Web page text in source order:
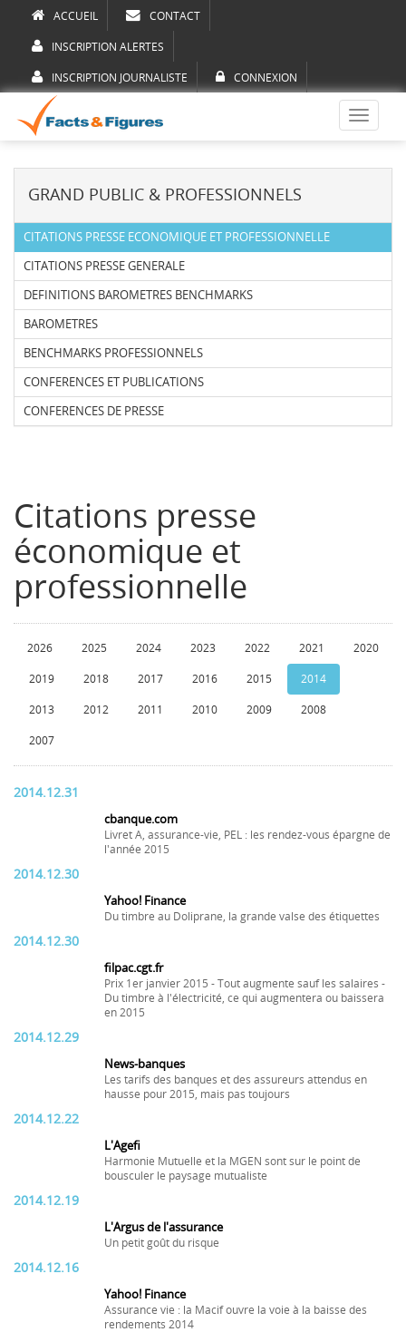
ACCUEIL CONTACT
INSCRIPTION ALERTES
INSCRIPTION JOURNALISTE CONNEXION
Toggle
GRAND PUBLIC & PROFESSIONNELS
CITATIONS PRESSE ECONOMIQUE ET PROFESSIONNELLE
CITATIONS PRESSE GENERALE
DEFINITIONS BAROMETRES BENCHMARKS
BAROMETRES
BENCHMARKS PROFESSIONNELS
CONFERENCES ET PUBLICATIONS
CONFERENCES DE PRESSE
Citations presse
économique et
professionnelle
2026 2025 2024 2023 2022 2021 2020
2019 2018 2017 2016 2015 2014
2013 2012 2011 2010 2009 2008
2007
2014.12.31
cbanque.com
Livret A, assurance-vie, PEL : les rendez-vous épargne de
l'année 2015
2014.12.30
Yahoo! Finance
Du timbre au Doliprane, la grande valse des étiquettes
2014.12.30
filpac.cgt.fr
Prix 1er janvier 2015 - Tout augmente sauf les salaires -
Du timbre à l'électricité, ce qui augmentera ou baissera
en 2015
2014.12.29
News-banques
Les tarifs des banques et des assureurs attendus en
hausse pour 2015, mais pas toujours
2014.12.22
L'Agefi
Harmonie Mutuelle et la MGEN sont sur le point de
bousculer le paysage mutualiste
2014.12.19
L'Argus de l'assurance
Un petit goût du risque
2014.12.16
Yahoo! Finance
Assurance vie : la Macif ouvre la voie à la baisse des
rendements 2014